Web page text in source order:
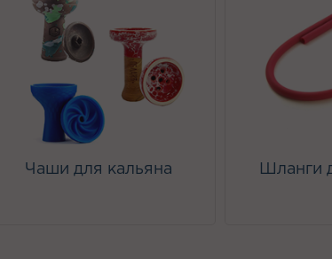
Чаши для кальяна Шланги